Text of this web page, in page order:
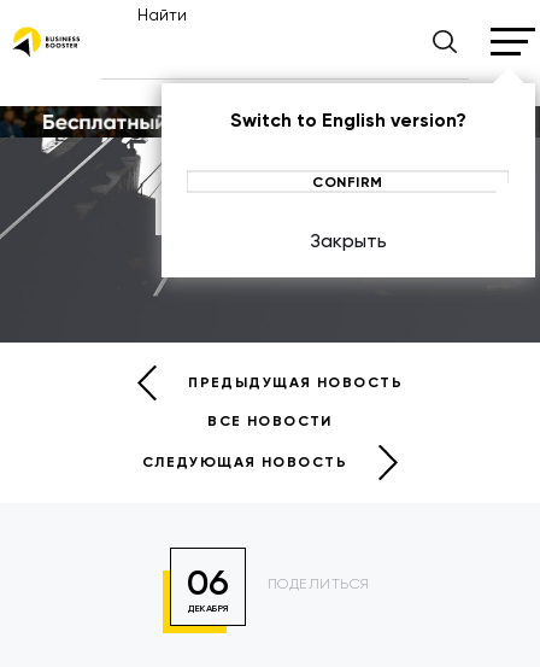
Найти
Switch to English version?
CONFIRM
Закрыть
Новости
ПРЕДЫДУЩАЯ НОВОСТЬ
ВСЕ НОВОСТИ
СЛЕДУЮЩАЯ НОВОСТЬ
06
ДЕКАБРЯ
ПОДЕЛИТЬСЯ